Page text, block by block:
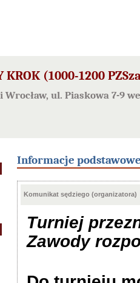
(1000-1200
ul. Piaskowa 7-9
Informacje
Komunikat sędziego (organizatora)
Turniej
Zawody